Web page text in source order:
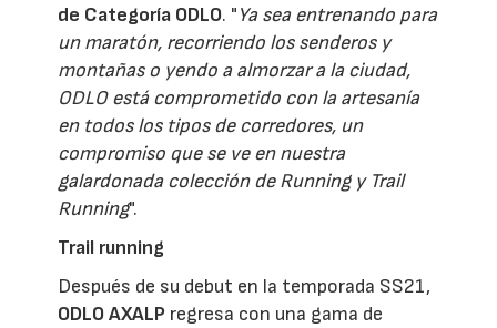
de Categoría ODLO. "Ya sea entrenando para
un maratón, recorriendo los senderos y
montañas o yendo a almorzar a la ciudad,
ODLO está comprometido con la artesanía
en todos los tipos de corredores, un
compromiso que se ve en nuestra
galardonada colección de Running y Trail
Running".
Trail running
Después de su debut en la temporada SS21,
ODLO AXALP regresa con una gama de